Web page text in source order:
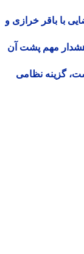
باقر خرازی و
مهم پشت آن
گزینه نظامی